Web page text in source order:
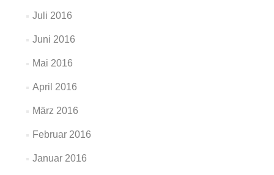
Juli 2016
Juni 2016
Mai 2016
April 2016
März 2016
Februar 2016
Januar 2016